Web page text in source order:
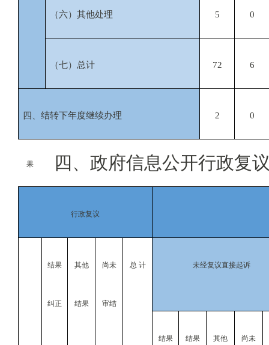
（六）其他处理 5 0
（七）总计 72 6
四、结转下年度继续办理 2 0
四、政府信息公开行政复议
行政复议
果
结果
纠正
其他
结果
尚未
审结
总 计 未经复议直接起诉
结果 结果 其他 尚未